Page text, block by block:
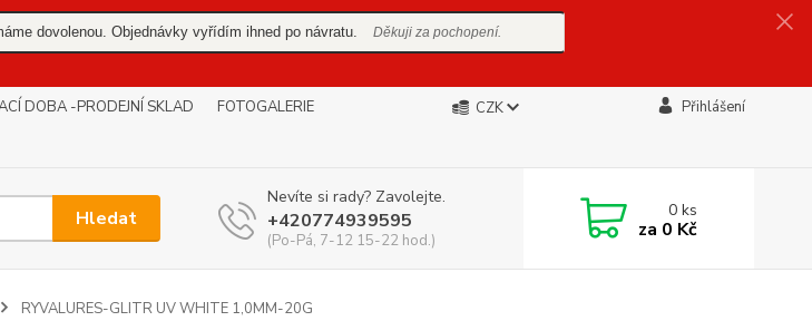
dovolenou. Objednávky vyřídím ihned po návratu. Děkuji za pochopení.
DOBA -PRODEJNÍ SKLAD
FOTOGALERIE
CZK Přihlášení
Hledat
Nevíte si rady? Zavolejte.
+420774939595
(Po-Pá, 7-12 15-22 hod.)
0ks
za 0 Kč
RYVALURES-GLITR UV WHITE 1,0MM-20G